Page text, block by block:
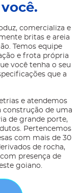
comercializa e
britas e areia
Temos equipe
e frota própria
você tenha o seu
que a
e atendemos
construção de uma
de grande porte,
Pertencemos
com mais de 30
de rocha,
presença de
goiano.